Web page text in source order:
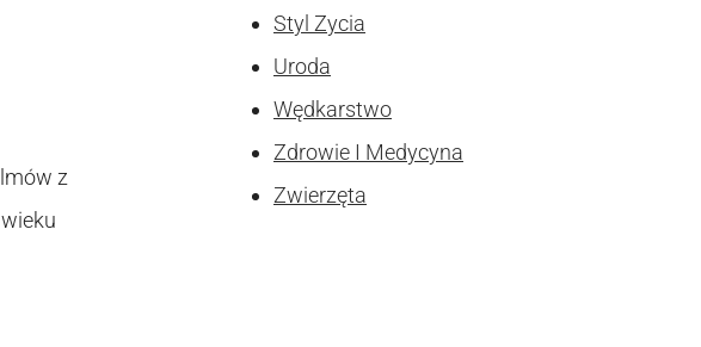
z
Styl Zycia
Uroda
Wędkarstwo
Zdrowie I Medycyna
Zwierzęta